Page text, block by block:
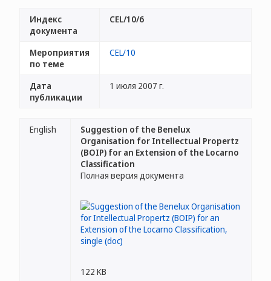
Индекс
документа
CEL/10/6
Мероприятия
по теме
CEL/10
Дата
публикации
1 июля 2007 г.
English
Suggestion of the Benelux
Organisation for Intellectual Propertz
(BOIP) for an Extension of the Locarno
Classification
Полная версия документа
122 KB